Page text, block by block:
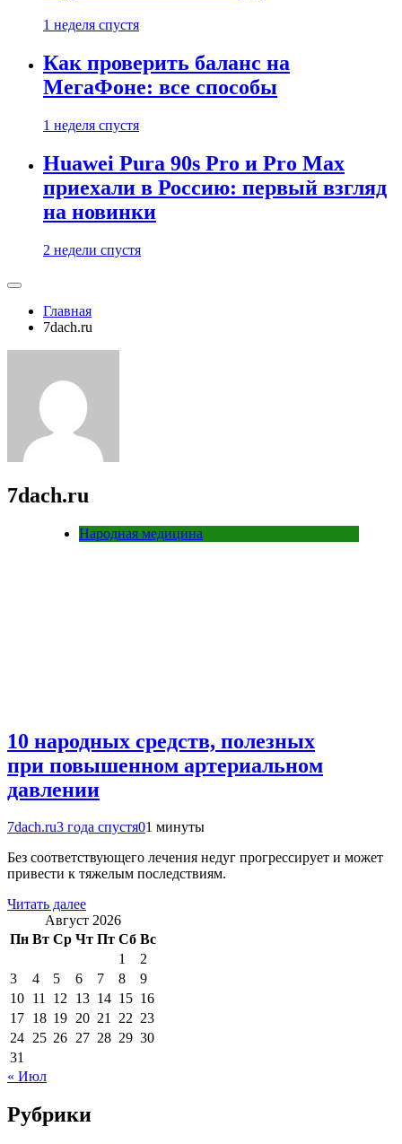
1 неделя спустя
Как проверить баланс на
МегаФоне: все способы
1 неделя спустя
Huawei Pura 90s Pro и Pro Max
приехали в Россию: первый взгляд
на новинки
2 недели спустя
Главная
7dach.ru
7dach.ru
Народная медицина
10 народных средств, полезных
при повышенном артериальном
давлении
7dach.ru3 года спустя01 минуты
Без соответствующего лечения недуг прогрессирует и может
привести к тяжелым последствиям.
Читать далее
Август 2026
Пн Вт Ср Чт Пт Сб Вс
1
2
3
4 5 6 7 8
9
10 11 12 13 14 15 16
17 18 19 20 21 22 23
24 25 26 27 28 29 30
31
« Июл
Рубрики